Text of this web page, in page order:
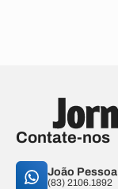
Contate-nos
João Pessoa
(83) 2106.1892